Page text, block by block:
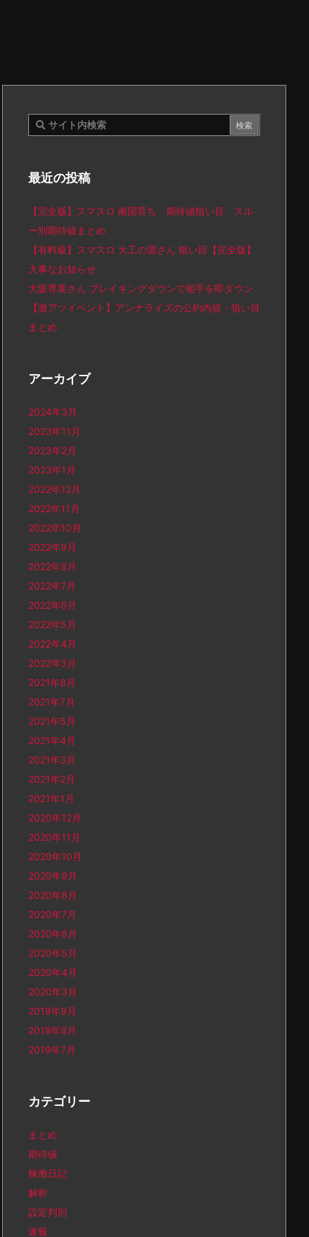
最近の投稿
【完全版】スマスロ 南国育ち 期待値狙い目 スル
ー別期待値まとめ
【有料級】スマスロ 大工の源さん 狙い目【完全版】
大事なお知らせ
大阪専業さん ブレイキングダウンで相手を即ダウン
【激アツイベント】アンナライズの公約内容・狙い目
まとめ
アーカイブ
2024年3月
2023年11月
2023年2月
2023年1月
2022年12月
2022年11月
2022年10月
2022年9月
2022年8月
2022年7月
2022年6月
2022年5月
2022年4月
2022年3月
2021年8月
2021年7月
2021年5月
2021年4月
2021年3月
2021年2月
2021年1月
2020年12月
2020年11月
2020年10月
2020年9月
2020年8月
2020年7月
2020年6月
2020年5月
2020年4月
2020年3月
2019年9月
2019年8月
2019年7月
カテゴリー
まとめ
期待値
稼働日記
解析
設定判別
速報